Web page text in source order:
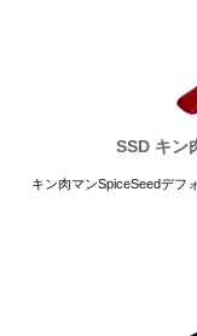
SSD キン
キン肉マンSpiceSeedデフ